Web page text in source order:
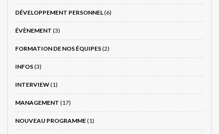
DÉVELOPPEMENT PERSONNEL(6)
ÉVÈNEMENT (3)
FORMATION DE NOS ÉQUIPES(2)
INFOS(3)
INTERVIEW(1)
MANAGEMENT (17)
NOUVEAU PROGRAMME(1)